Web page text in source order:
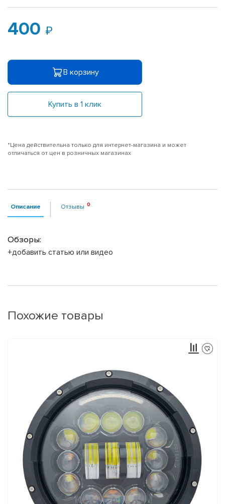
400
В корзину
Купить в 1 клик
*Цена действительна только для интернет-магазина и может
отличаться от цен в розничных магазинах
Описание Отзывы
Обзоры:
+добавить статью или видео
Похожие товары